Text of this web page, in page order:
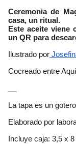
Ceremonia de
casa, un ritual.
Este aceite viene
un QR para
Ilustrado por
Cocreado entre
La tapa es un
Elaborado por
Incluye caja: 3,5 x